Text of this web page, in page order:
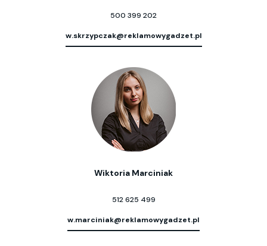
500 399 202
w.skrzypczak@reklamowygadzet.pl
Wiktoria Marciniak
512 625 499
w.marciniak@reklamowygadzet.pl